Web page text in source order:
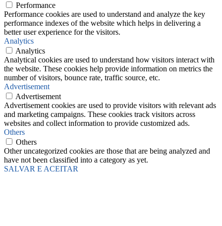
Performance
Performance cookies are used to understand and analyze the key
performance indexes of the website which helps in delivering a
better user experience for the visitors.
Analytics
Analytics
Analytical cookies are used to understand how visitors interact with
the website. These cookies help provide information on metrics the
number of visitors, bounce rate, traffic source, etc.
Advertisement
Advertisement
Advertisement cookies are used to provide visitors with relevant ads
and marketing campaigns. These cookies track visitors across
websites and collect information to provide customized ads.
Others
Others
Other uncategorized cookies are those that are being analyzed and
have not been classified into a category as yet.
SALVAR E ACEITAR